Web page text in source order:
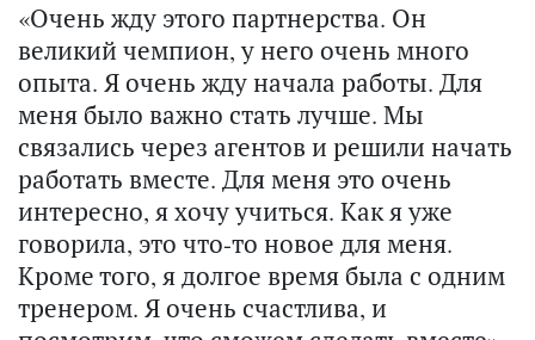
«Очень жду этого партнерства. Он
великий чемпион, у него очень много
опыта. Я очень жду начала работы. Для
меня было важно стать лучше. Мы
связались через агентов и решили начать
работать вместе. Для меня это очень
интересно, я хочу учиться. Как я уже
говорила, это что-то новое для меня.
Кроме того, я долгое время была с одним
тренером. Я очень счастлива, и